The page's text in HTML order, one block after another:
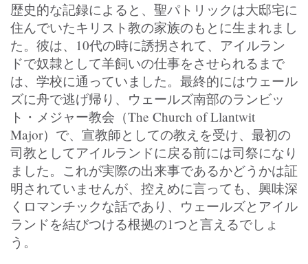
歴史的な記録によると、聖パトリックは大邸宅に
住んでいたキリスト教の家族のもとに生まれまし
た。彼は、10代の時に誘拐されて、アイルラン
ドで奴隷として羊飼いの仕事をさせられるまで
は、学校に通っていました。最終的にはウェール
ズに舟で逃げ帰り、ウェールズ南部のランビッ
ト・メジャー教会（The Church of Llantwit
Major）で、宣教師としての教えを受け、最初の
司教としてアイルランドに戻る前には司祭になり
ました。これが実際の出来事であるかどうかは証
明されていませんが、控えめに言っても、興味深
くロマンチックな話であり、ウェールズとアイル
ランドを結びつける根拠の1つと言えるでしょ
う。